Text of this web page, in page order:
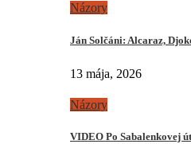
Názory
Ján Solčáni: Alcaraz,
13 mája, 2026
Názory
VIDEO Po Sabalenkovej